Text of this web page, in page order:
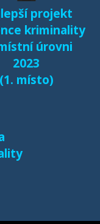
projekt
kriminality
úrovni
2023
(1. místo)